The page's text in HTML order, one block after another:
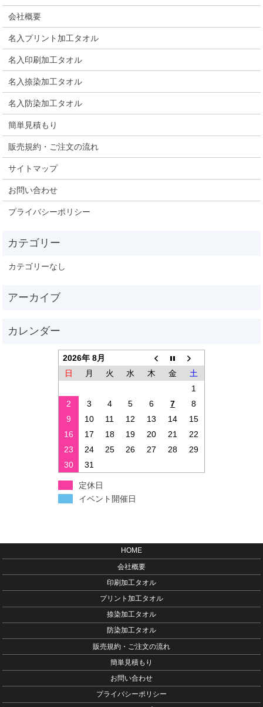
会社概要
名入プリント加工タオル
名入印刷加工タオル
名入捺染加工タオル
名入防染加工タオル
簡単見積もり
販売規約・ご注文の流れ
サイトマップ
お問い合わせ
プライバシーポリシー
カテゴリーなし
2026年 8月
日
月 火 水 木 金
土
1
2
3 4 5 6 7
8
9
10 11 12 13 14
15
16
17 18 19 20 21
22
23
24 25 26 27 28
29
30
31
定休日
イベント開催日
HOME
会社概要
印刷加工タオル
プリント加工タオル
捺染加工タオル
防染加工タオル
販売規約・ご注文の流れ
簡単見積もり
お問い合わせ
プライバシーポリシー